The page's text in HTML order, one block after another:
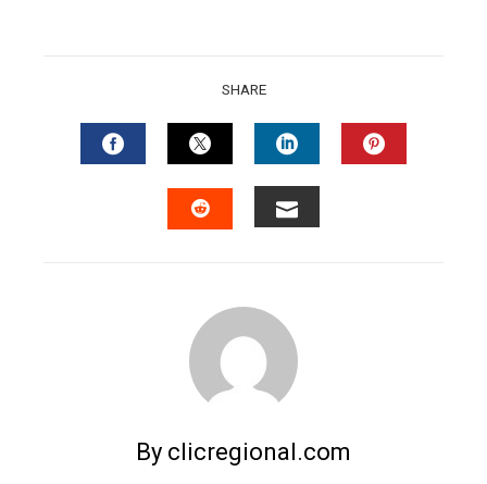
SHARE
FACEBOOKTWITTERLINKEDIN
By clicregional.com